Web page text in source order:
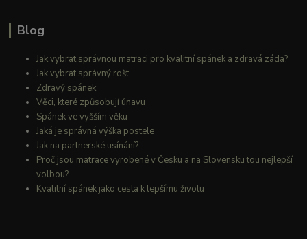
Blog
Jak vybrat správnou matraci pro kvalitní spánek a zdravá záda?
Jak vybrat správný rošt
Zdravý spánek
Věci, které způsobují únavu
Spánek ve vyšším věku
Jaká je správná výška postele
Jak na partnerské usínání?
Proč jsou matrace vyrobené v Česku a na Slovensku tou nejlepší
volbou?
Kvalitní spánek jako cesta k lepšímu životu